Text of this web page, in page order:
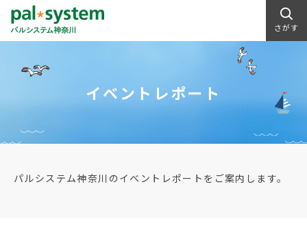
さがす
イベントレポート
パルシステム神奈川のイベントレポートをご案内します。